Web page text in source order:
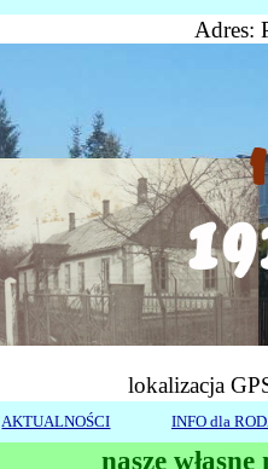
Adres:
lokalizacja
AKTUALNOŚCI INFO dla
nasze